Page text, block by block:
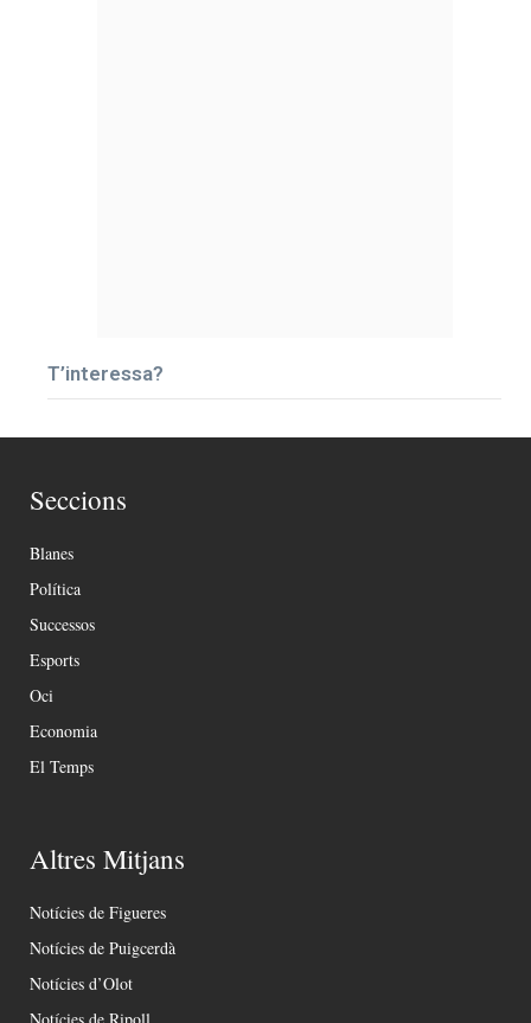
T’interessa?
Seccions
Blanes
Política
Successos
Esports
Oci
Economia
El Temps
Altres Mitjans
Notícies de Figueres
Notícies de Puigcerdà
Notícies d’Olot
Notícies de Ripoll